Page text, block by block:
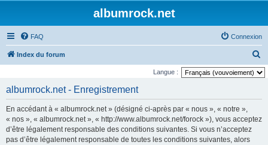
albumrock.net
FAQ Connexion
Index du forum
e
Langue :
albumrock.net - Enregistrement
En accédant à « albumrock.net » (désigné ci-après par « nous », « notre »,
« nos », « albumrock.net », « http://www.albumrock.net/forock »), vous acceptez
d’être légalement responsable des conditions suivantes. Si vous n’acceptez
pas d’être légalement responsable de toutes les conditions suivantes, alors